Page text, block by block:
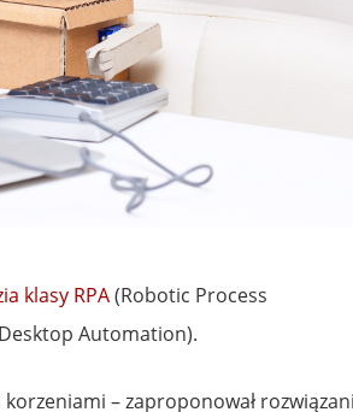
klasy RPA(Robotic Process
Automation).
– zaproponował